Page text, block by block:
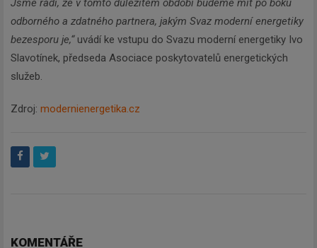
Jsme rádi, že v tomto důležitém období budeme mít po boku
odborného a zdatného partnera, jakým Svaz moderní energetiky
bezesporu je,“ uvádí ke vstupu do Svazu moderní energetiky Ivo
Slavotínek, předseda Asociace poskytovatelů energetických
služeb.
Zdroj: modernienergetika.cz
KOMENTÁŘE